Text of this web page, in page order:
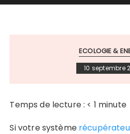
ECOLOGIE &
10 septembre
Temps de lecture : < 1 minute
Si votre système